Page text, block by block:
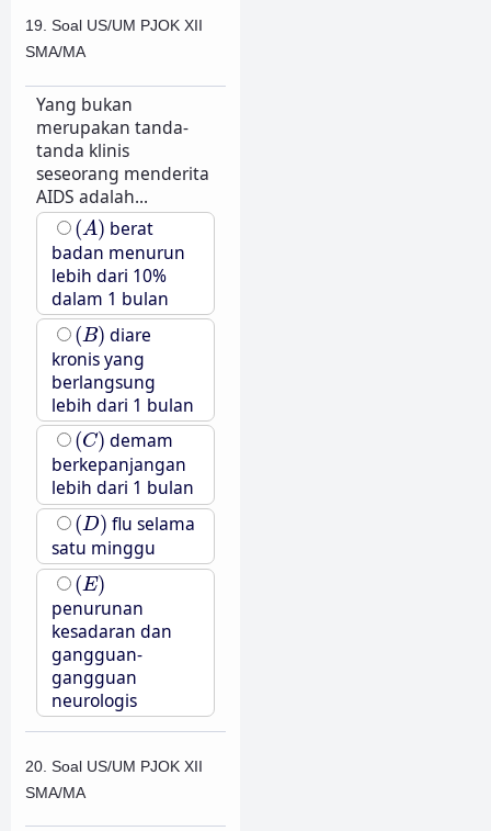
19. Soal US/UM PJOK XII
SMA/MA
Yang bukan
merupakan tanda-
tanda klinis
seseorang menderita
AIDS adalah...
(A)
(A) berat
badan menurun
lebih dari 10%
dalam 1 bulan
(B)
(B) diare
kronis yang
berlangsung
lebih dari 1 bulan
(C)
(C) demam
berkepanjangan
lebih dari 1 bulan
(D)
(D) flu selama
satu minggu
(E)
(E)
penurunan
kesadaran dan
gangguan-
gangguan
neurologis
20. Soal US/UM PJOK XII
SMA/MA